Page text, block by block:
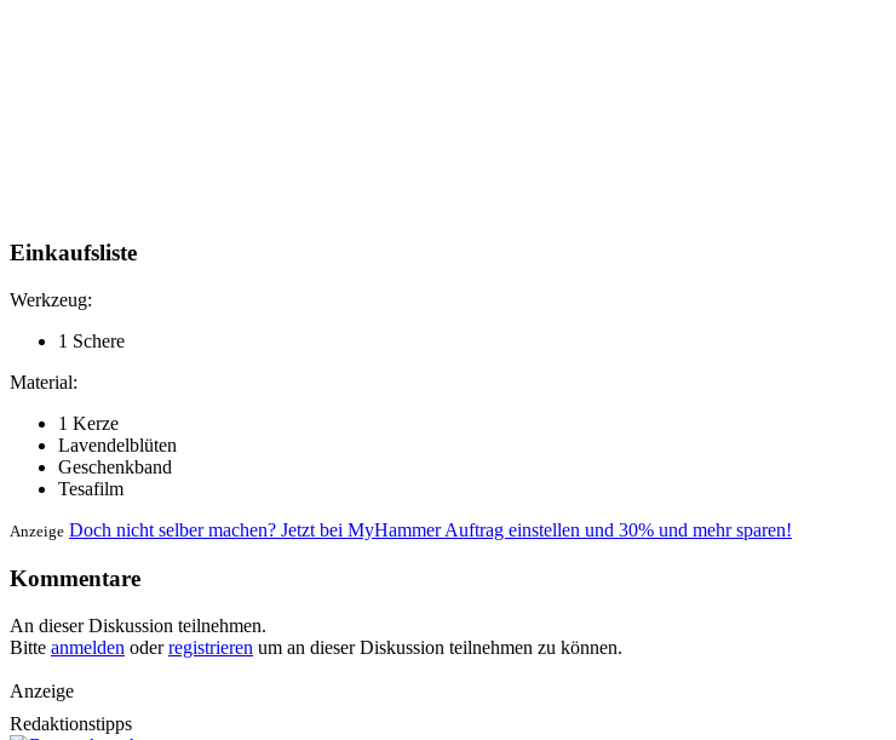
Einkaufsliste
Werkzeug:
1 Schere
Material:
1 Kerze
Lavendelblüten
Geschenkband
Tesafilm
Anzeige Doch nicht selber machen? Jetzt bei MyHammer Auftrag einstellen und 30% und mehr sparen!
Kommentare
An dieser Diskussion teilnehmen.
Bitte anmelden oderregistrieren um an dieser Diskussion teilnehmen zu können.
Anzeige
Redaktionstipps